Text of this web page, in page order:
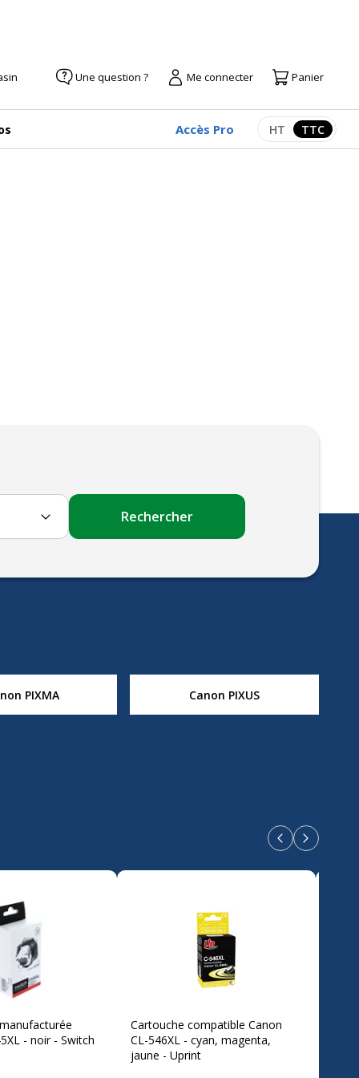
Une question ? Me connecter Panier
Accès Pro Afficher les
HT TTC
Rechercher
PIXMA Canon PIXUS
ProduitsProduits
- noir - Switch
Cartouche compatible Canon
CL-546XL - cyan, magenta,
jaune - Uprint